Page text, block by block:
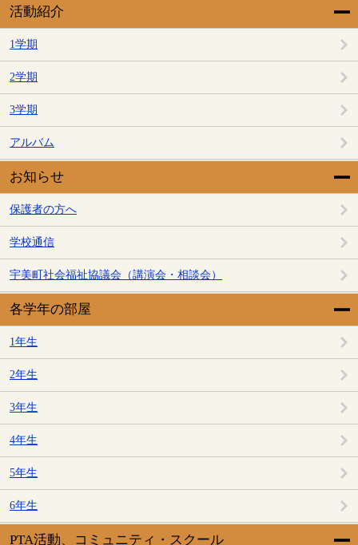
活動紹介
1学期
2学期
3学期
アルバム
お知らせ
保護者の方へ
学校通信
宇美町社会福祉協議会（講演会・相談会）
各学年の部屋
1年生
2年生
3年生
4年生
5年生
6年生
PTA活動、コミュニティ・スクール